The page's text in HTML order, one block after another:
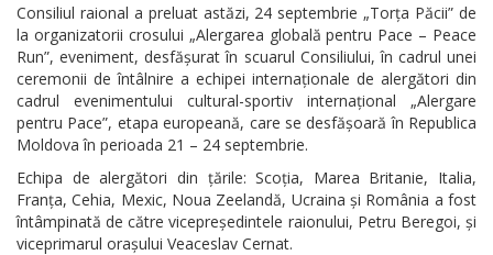
Consiliul raional a preluat astăzi, 24 septembrie „Torța Păcii” de
la organizatorii crosului „Alergarea globală pentru Pace – Peace
Run”, eveniment, desfășurat în scuarul Consiliului, în cadrul unei
ceremonii de întâlnire a echipei internaționale de alergători din
cadrul evenimentului cultural-sportiv internațional „Alergare
pentru Pace”, etapa europeană, care se desfășoară în Republica
Moldova în perioada 21 – 24 septembrie.
Echipa de alergători din țările: Scoția, Marea Britanie, Italia,
Franța, Cehia, Mexic, Noua Zeelandă, Ucraina și România a fost
întâmpinată de către vicepreședintele raionului, Petru Beregoi, și
viceprimarul orașului Veaceslav Cernat.